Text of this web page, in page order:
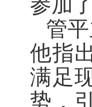
管
他指
满足
势，